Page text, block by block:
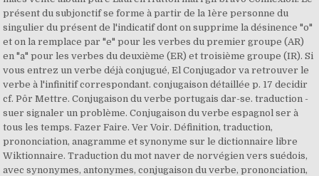
présent du subjonctif se forme à partir de la 1ère personne du
singulier du présent de l'indicatif dont on supprime la désinence "o"
et on la remplace par "e" pour les verbes du premier groupe (AR)
en "a" pour les verbes du deuxième (ER) et troisième groupe (IR). Si
vous entrez un verbe déjà conjugué, El Conjugador va retrouver le
verbe à l'infinitif correspondant. conjugaison détaillée p. 17 decidir
cf. Pôr Mettre. Conjugaison du verbe portugais dar-se. traduction -
suer signaler un problème. Conjugaison du verbe espagnol ser à
tous les temps. Fazer Faire. Ver Voir. Définition, traduction,
prononciation, anagramme et synonyme sur le dictionnaire libre
Wiktionnaire. Traduction du mot naver de norvégien vers suédois,
avec synonymes, antonymes, conjugaison du verbe, prononciation,